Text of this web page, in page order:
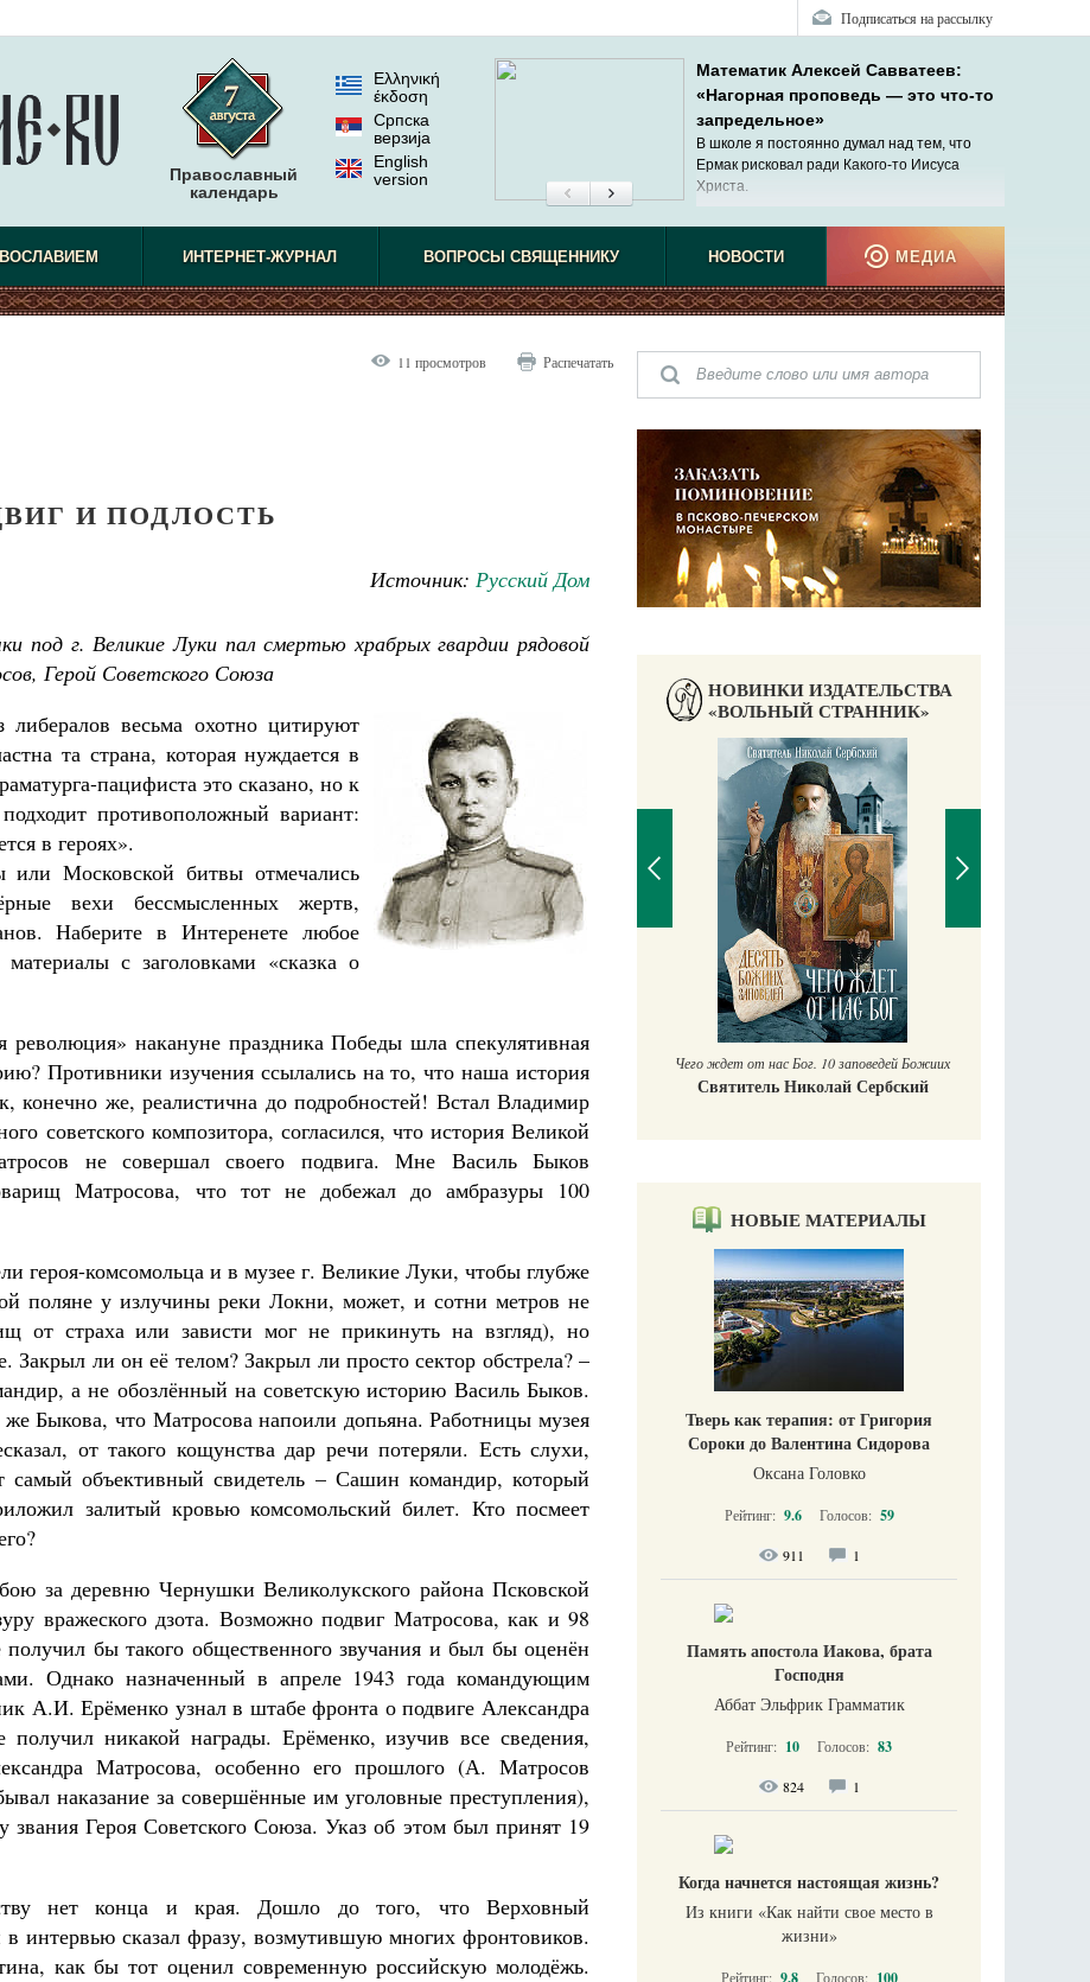
Подписаться на рассылку
Православный
календарь
Ελληνική
έκδοση
Српска
верзиjа
English
version
Математик Алексей Савватеев:
«Нагорная проповедь — это что-то
запредельное»
В школе я постоянно думал над тем, что
Ермак рисковал ради Какого-то Иисуса
Христа.
ИНТЕРНЕТ-ЖУРНАЛ ВОПРОСЫ СВЯЩЕННИКУ НОВОСТИ МЕДИА
11 просмотров Распечатать
И ПОДЛОСТЬ
Источник: Русский Дом
под г. Великие Луки пал смертью храбрых гвардии рядовой
Герой Советского Союза
либералов весьма охотно цитируют
та страна, которая нуждается в
пацифиста это сказано, но к
противоположный вариант:
в героях».
Московской битвы отмечались
вехи бессмысленных жертв,
Наберите в Интеренете любое
с заголовками «сказка о
накануне праздника Победы шла спекулятивная
Противники изучения ссылались на то, что наша история
же, реалистична до подробностей! Встал Владимир
советского композитора, согласился, что история Великой
не совершал своего подвига. Мне Василь Быков
Матросова, что тот не добежал до амбразуры 100
героя-комсомольца и в музее г. Великие Луки, чтобы глубже
поляне у излучины реки Локни, может, и сотни метров не
от страха или зависти мог не прикинуть на взгляд), но
Закрыл ли он её телом? Закрыл ли просто сектор обстрела? –
а не обозлённый на советскую историю Василь Быков.
Быкова, что Матросова напоили допьяна. Работницы музея
от такого кощунства дар речи потеряли. Есть слухи,
объективный свидетель – Сашин командир, который
залитый кровью комсомольский билет. Кто посмеет
за деревню Чернушки Великолукского района Псковской
вражеского дзота. Возможно подвиг Матросова, как и 98
бы такого общественного звучания и был бы оценён
Однако назначенный в апреле 1943 года командующим
А.И. Ерёменко узнал в штабе фронта о подвиге Александра
никакой награды. Ерёменко, изучив все сведения,
Матросова, особенно его прошлого (А. Матросов
наказание за совершённые им уголовные преступления),
звания Героя Советского Союза. Указ об этом был принят 19
нет конца и края. Дошло до того, что Верховный
интервью сказал фразу, возмутившую многих фронтовиков.
как бы тот оценил современную российскую молодёжь.
НОВИНКИ ИЗДАТЕЛЬСТВА
«ВОЛЬНЫЙ СТРАННИК»
Как найти своё место в жизни
Кирилл Мурышев
Великомученик Георгий Победоносец. Научись у
святого
Роман Котов
Чего ждет от нас Бог. 10 заповедей Божиих
Святитель Николай Сербский
НОВЫЕ МАТЕРИАЛЫ
Тверь как терапия: от Григория
Сороки до Валентина Сидорова
Оксана Головко
Рейтинг: 9.6 Голосов: 59
911 1
Память апостола Иакова, брата
Господня
Аббат Эльфрик Грамматик
Рейтинг: 10 Голосов: 83
824 1
Когда начнется настоящая жизнь?
Из книги «Как найти свое место в
жизни​»
Рейтинг: Голосов: